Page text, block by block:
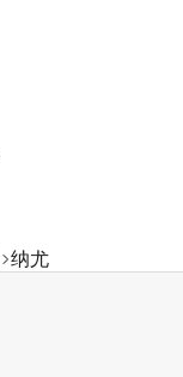
纳尤